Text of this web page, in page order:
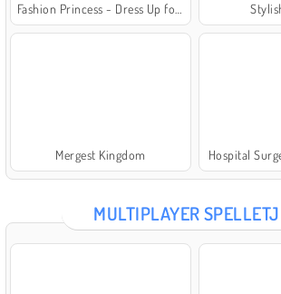
Mergest Kingdom Hospital
MULTIPLAYER